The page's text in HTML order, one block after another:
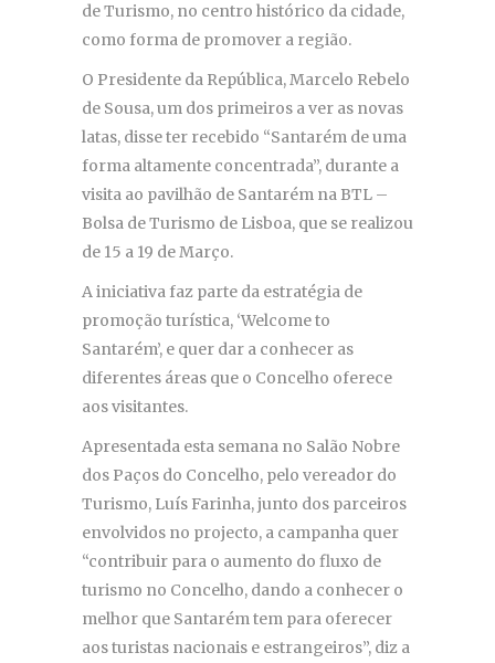
de Turismo, no centro histórico da cidade,
como forma de promover a região.
O Presidente da República, Marcelo Rebelo
de Sousa, um dos primeiros a ver as novas
latas, disse ter recebido “Santarém de uma
forma altamente concentrada”, durante a
visita ao pavilhão de Santarém na BTL –
Bolsa de Turismo de Lisboa, que se realizou
de 15 a 19 de Março.
A iniciativa faz parte da estratégia de
promoção turística, ‘Welcome to
Santarém’, e quer dar a conhecer as
diferentes áreas que o Concelho oferece
aos visitantes.
Apresentada esta semana no Salão Nobre
dos Paços do Concelho, pelo vereador do
Turismo, Luís Farinha, junto dos parceiros
envolvidos no projecto, a campanha quer
“contribuir para o aumento do fluxo de
turismo no Concelho, dando a conhecer o
melhor que Santarém tem para oferecer
aos turistas nacionais e estrangeiros”, diz a